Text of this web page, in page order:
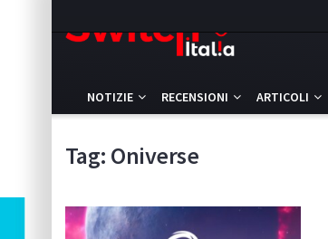
NOTIZIE RECENSIONI ARTICOLI
Tag: Oniverse